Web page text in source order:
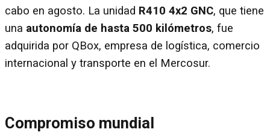
cabo en agosto. La unidad R410 4x2 GNC, que tiene
una autonomía de hasta 500 kilómetros, fue
adquirida por QBox, empresa de logística, comercio
internacional y transporte en el Mercosur.
Compromiso mundial